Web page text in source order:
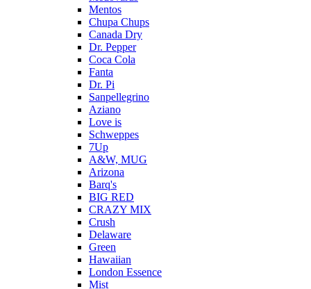
Mentos
Chupa Chups
Canada Dry
Dr. Pepper
Coca Cola
Fanta
Dr. Pi
Sanpellegrino
Aziano
Love is
Schweppes
7Up
A&W, MUG
Arizona
Barq's
BIG RED
CRAZY MIX
Crush
Delaware
Green
Hawaiian
London Essence
Mist